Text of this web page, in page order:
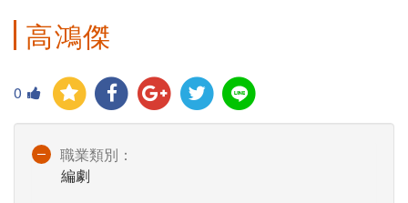
高鴻傑
0
職業類別：
編劇